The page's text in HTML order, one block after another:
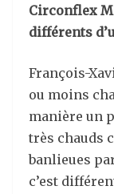
Circonflex
différents
François-
ou moins
manière un
très chauds
banlieues
c’est